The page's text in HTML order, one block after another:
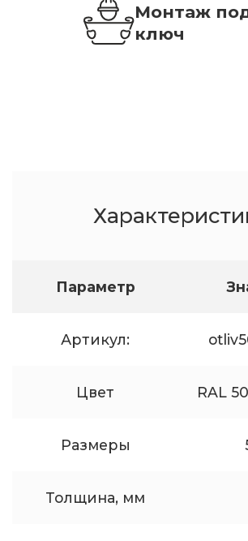
Монтаж
ключ
Параметр
Артикул:
Цвет RAL
Размеры
Толщина, мм